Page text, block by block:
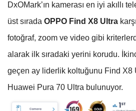
DxOMark’ın kamerası en iyi akıllı
üst sırada OPPO Find X8 Ultra
fotoğraf, zoom ve video gibi
alarak ilk sıradaki yerini korudu.
geçen ay liderlik koltuğunu Find X8
Huawei Pura 70 Ultra bulunuyor.